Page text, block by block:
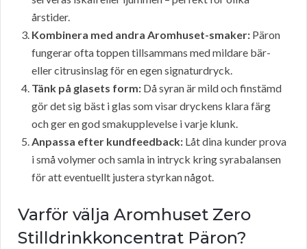
årstider.
Kombinera med andra Aromhuset-smaker: Päron
fungerar ofta toppen tillsammans med mildare bär-
eller citrusinslag för en egen signaturdryck.
Tänk på glasets form: Då syran är mild och finstämd
gör det sig bäst i glas som visar dryckens klara färg
och ger en god smakupplevelse i varje klunk.
Anpassa efter kundfeedback: Låt dina kunder prova
i små volymer och samla in intryck kring syrabalansen
för att eventuellt justera styrkan något.
Varför välja Aromhuset Zero
Stilldrinkkoncentrat Päron?